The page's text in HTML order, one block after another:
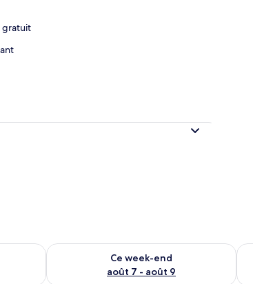
gratuit
août 8 - août 9
Ce week-end
août 7 - août 9
Vérifier la disponibilité pour ce week-end